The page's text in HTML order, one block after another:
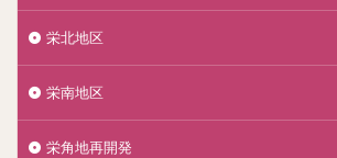
栄北地区
栄南地区
栄角地再開発